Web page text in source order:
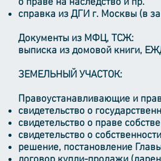
о праве на наследство и пр.
справка из ДГИ г. Москвы (в
Документы из МФЦ, ТСЖ:
выписка из домовой книги,
ЗЕМЕЛЬНЫЙ УЧАСТОК:
Правоустанавливающие и
свидетельство о
свидетельство о праве
свидетельство о
решение, постановление